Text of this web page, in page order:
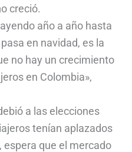
creció.
año a año hasta
en navidad, es la
no hay un crecimiento
en Colombia»,
a las elecciones
tenían aplazados
espera que el mercado